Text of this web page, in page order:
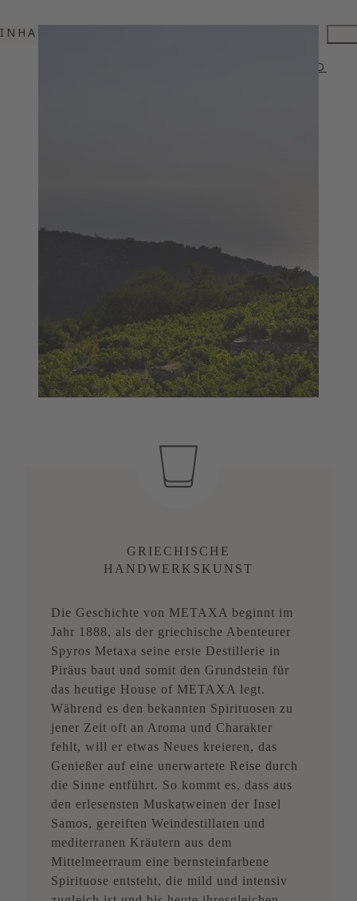
INHALTSVERZEICHNIS
METAXA - TASTE THE UNEXPECETD
GRIECHISCHE
HANDWERKSKUNST
Die Geschichte von METAXA beginnt im
Jahr 1888, als der griechische Abenteurer
Spyros Metaxa seine erste Destillerie in
Piräus baut und somit den Grundstein für
das heutige House of METAXA legt.
Während es den bekannten Spirituosen zu
jener Zeit oft an Aroma und Charakter
fehlt, will er etwas Neues kreieren, das
Genießer auf eine unerwartete Reise durch
die Sinne entführt. So kommt es, dass aus
den erlesensten Muskatweinen der Insel
Samos, gereiften Weindestillaten und
mediterranen Kräutern aus dem
Mittelmeerraum eine bernsteinfarbene
Spirituose entsteht, die mild und intensiv